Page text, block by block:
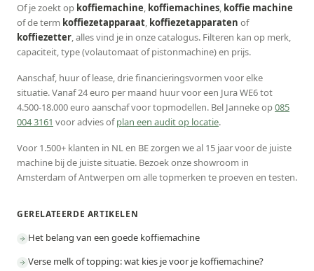
Of je zoekt op koffiemachine, koffiemachines, koffie machine
of de term koffiezetapparaat, koffiezetapparaten of
koffiezetter, alles vind je in onze catalogus. Filteren kan op merk,
capaciteit, type (volautomaat of pistonmachine) en prijs.
Aanschaf, huur of lease, drie financieringsvormen voor elke
situatie. Vanaf 24 euro per maand huur voor een Jura WE6 tot
4.500-18.000 euro aanschaf voor topmodellen. Bel Janneke op085
004 3161 voor advies ofplan een audit op locatie.
Voor 1.500+ klanten in NL en BE zorgen we al 15 jaar voor de juiste
machine bij de juiste situatie. Bezoek onze showroom in
Amsterdam of Antwerpen om alle topmerken te proeven en testen.
GERELATEERDE ARTIKELEN
Het belang van een goede koffiemachine
Verse melk of topping: wat kies je voor je koffiemachine?